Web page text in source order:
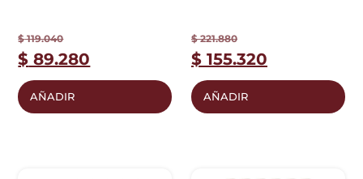
$119.040
$ 89.280
AÑADIR
$221.880
$ 155.320
AÑADIR